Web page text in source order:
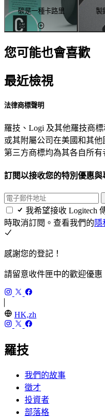
碳是一種卡路里 製
您可能也會喜歡
最近檢視
法律商標聲明
羅技、Logi 及其他羅技商標
或其附屬公司在美國和其
第三方商標均為其各自所有
訂閱以接收您的特別優惠與
我希望接收 Logitech
時取消訂閱。查看我們的隱
感謝您的登記！
請留意收件匣中的歡迎優惠
HK,zh
羅技
我們的故事
徵才
投資者
部落格